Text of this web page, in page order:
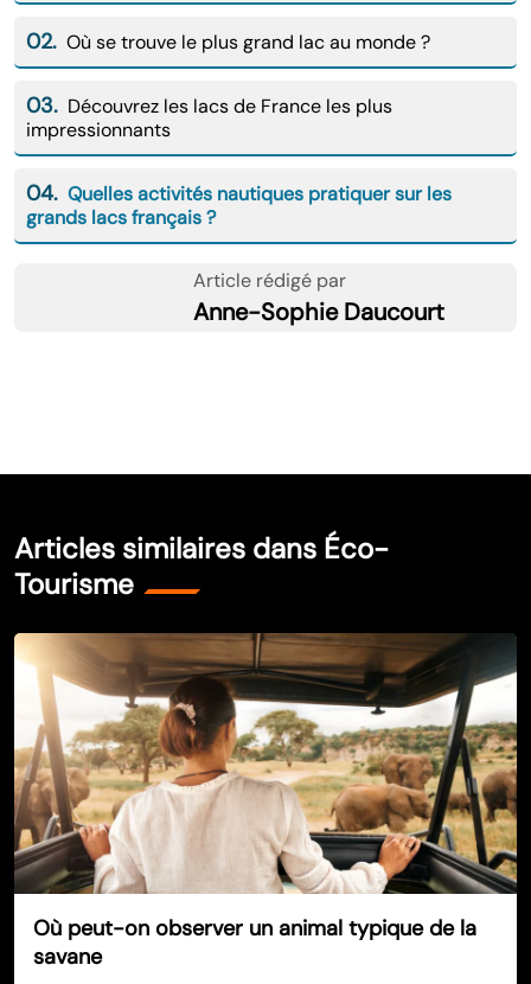
02. Où se trouve le plus grand lac au monde ?
03. Découvrez les lacs de France les plus
impressionnants
04. Quelles activités nautiques pratiquer sur les
grands lacs français ?
Article rédigé par
Anne-Sophie Daucourt
Articles similaires dans Éco-
Tourisme
Où peut-on observer un animal typique de la
savane